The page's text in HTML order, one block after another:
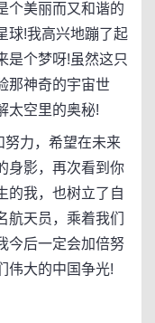
个美丽而又和谐的
球!我高兴地蹦了起
是个梦呀!虽然这只
那神奇的宇宙世
太空里的奥秘!
力，希望在未来
身影，再次看到你
的我，也树立了自
航天员，乘着我们
今后一定会加倍努
伟大的中国争光!